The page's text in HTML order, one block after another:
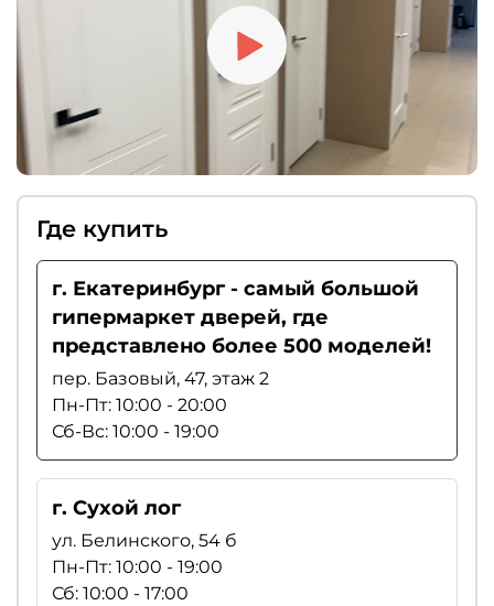
Где купить
г. Екатеринбург - самый большой
гипермаркет дверей, где
представлено более 500 моделей!
пер. Базовый, 47, этаж 2
Пн-Пт: 10:00 - 20:00
Сб-Вс: 10:00 - 19:00
г. Сухой лог
ул. Белинского, 54 б
Пн-Пт: 10:00 - 19:00
Сб: 10:00 - 17:00